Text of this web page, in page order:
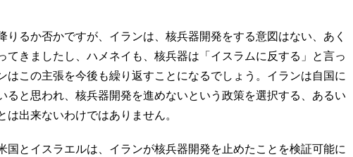
るか否かですが、イランは、核兵器開発をする意図はない、あく
てきましたし、ハメネイも、核兵器は「イスラムに反する」と言っ
はこの主張を今後も繰り返すことになるでしょう。イランは自国に
ると思われ、核兵器開発を進めないという政策を選択する、あるい
は出来ないわけではありません。
とイスラエルは、イランが核兵器開発を止めたことを検証可能に